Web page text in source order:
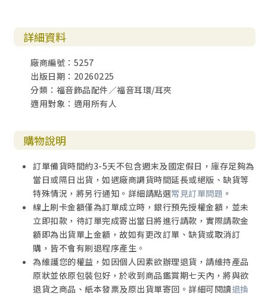
詳細資料
廠商編號：5257
出版日期：20260225
分類：福音飾品配件／福音耳環/耳夾
適用對象：適用所有人
購物說明
訂單備貨時間約3-5天不包含週末及國定假日，庫存足夠為
當日或隔日出貨，如遇廠商調貨時間延長或絕版、缺貨等
特殊情況，將另行通知。詳細請點選常見訂單問題 。
線上刷卡金額僅為訂單成立時，銀行預先授權金額，並未
立即扣款，待訂單完成寄出當日將進行請款，實際請款金
額即為出貨單上金額，故如有更改訂單、缺貨或取消訂
購，皆不會有刷退程序產生。
為維護您的權益，如因個人因素欲辦理退貨，請維持產品
原狀並依原包裝包好，於收到商品鑑賞期七天內，將與欲
退貨之商品、紙本發票及原出貨單寄回。詳細可閱讀退換